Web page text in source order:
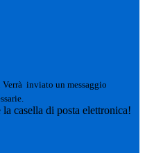
Verrà inviato un messaggio
casella di posta elettronica!